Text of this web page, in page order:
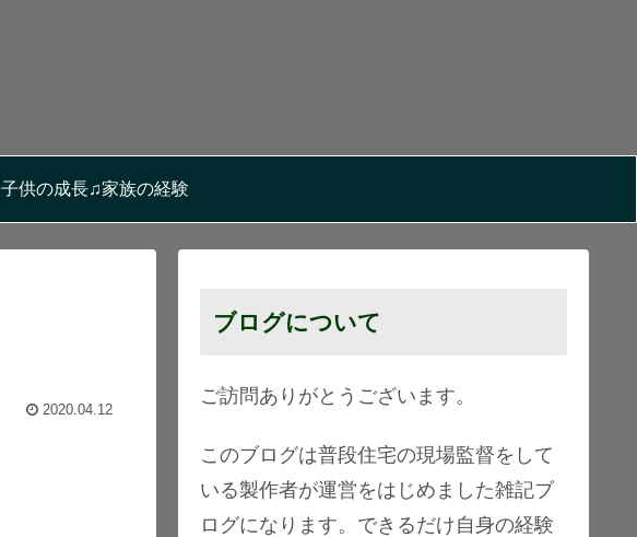
子供の成長♫家族の経験
2020.04.12
ブログについて
ご訪問ありがとうございます。
このブログは普段住宅の現場監督をして
いる製作者が運営をはじめました雑記ブ
ログになります。できるだけ自身の経験